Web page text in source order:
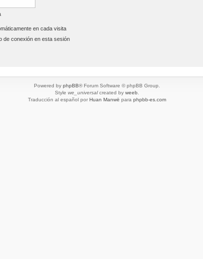
en cada visita
de conexión en esta sesión
Powered by phpBB® Forum Software © phpBB Group.
Style we_universalcreated by weeb
Traducción al español por Huan Manwë para phpbb-es.com